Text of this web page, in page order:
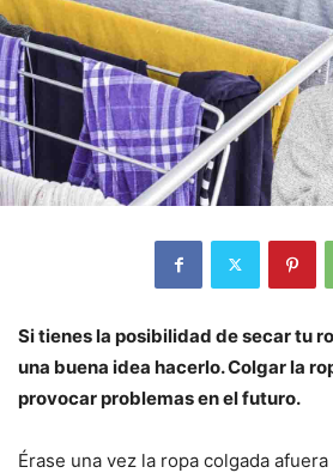
Si tienes la posibilidad de secar tu
una buena idea hacerlo. Colgar la
provocar problemas en el futuro.
Érase una vez la ropa colgada